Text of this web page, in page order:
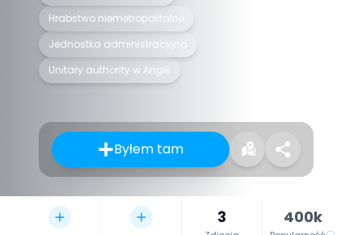
Hrabstwo niemetropolitalne
Jednostka administracyjna
Unitary authority w Anglii
Byłem tam
3 400k